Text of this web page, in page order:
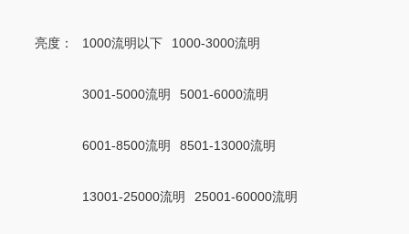
亮度 ： 1000流明以下 1000-3000流明
3001-5000流明 5001-6000流明
6001-8500流明 8501-13000流明
13001-25000流明 25001-60000流明